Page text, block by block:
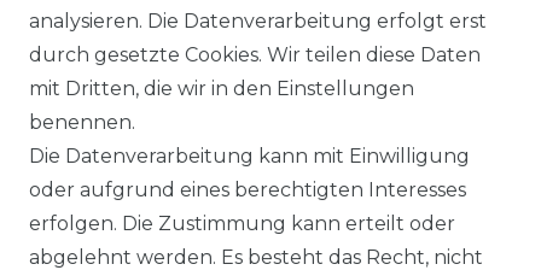
KONTAKT
Sie sind Wiederverkäufer?
Sie erreichen uns unter :
https://avancarte.de/
oder telefonisch unter: 0421 - 434430
analysieren. Die Datenverarbeitung erfolgt erst
durch gesetzte Cookies. Wir teilen diese Daten
mit Dritten, die wir in den Einstellungen
benennen.
Die Datenverarbeitung kann mit Einwilligung
oder aufgrund eines berechtigten Interesses
erfolgen. Die Zustimmung kann erteilt oder
abgelehnt werden. Es besteht das Recht, nicht